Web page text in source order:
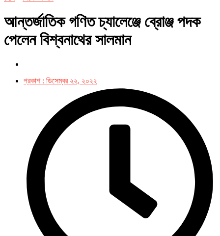
আন্তর্জাতিক গণিত চ্যালেঞ্জে ব্রোঞ্জ পদক
পেলেন বিশ্বনাথের সালমান
প্রকাশ : ডিসেম্বর ২২, ২০২২